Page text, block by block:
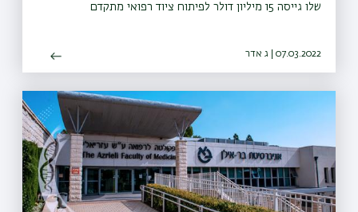
שלו גייסה 15 מיליון דולר לפיתוח ציוד רפואי מתקדם
07.03.2022 | ג אדר